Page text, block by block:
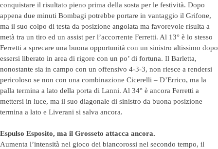
conquistare il risultato pieno prima della sosta per le festività. Dopo
appena due minuti Bombagi potrebbe portare in vantaggio il Grifone,
ma il suo colpo di testa da posizione angolata ma favorevole risulta a
metà tra un tiro ed un assist per l’accorrente Ferretti. Al 13° è lo stesso
Ferretti a sprecare una buona opportunità con un sinistro altissimo dopo
essersi liberato in area di rigore con un po’ di fortuna. Il Barletta,
nonostante sia in campo con un offensivo 4-3-3, non riesce a rendersi
pericoloso se non con una combinazione Cicerelli – D’Errico, ma la
palla termina a lato della porta di Lanni. Al 34° è ancora Ferretti a
mettersi in luce, ma il suo diagonale di sinistro da buona posizione
termina a lato e Liverani si salva ancora.
Espulso Esposito, ma il Grosseto attacca ancora.
Aumenta l’intensità nel gioco dei biancorossi nel secondo tempo, il